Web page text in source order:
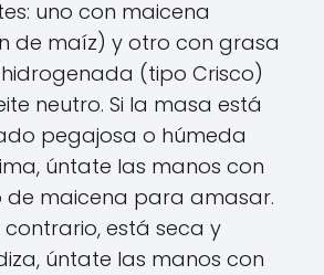
uno con maicena
de maíz) y otro con grasa
(tipo Crisco)
neutro. Si la masa está
pegajosa o húmeda
úntate las manos con
de maicena para amasar.
contrario, está seca y
úntate las manos con